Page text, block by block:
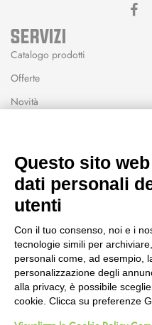
SERVIZI
Catalogo prodotti
Offerte
Novità
Wishlist
CEP GREEN
Fanano (MO)
059 8676485
349 9202419
388 8659473
info@cepgreen.com
Orario
Questo sito
dati personali
utenti
Con il tuo consenso, noi e i
tecnologie simili per
personali come, ad esempio,
personalizzazione degli
alla privacy, è possibile
cookie. Clicca su preferenze